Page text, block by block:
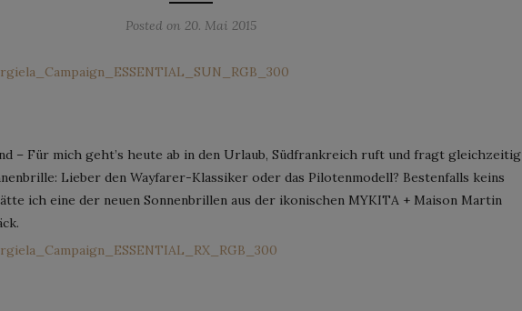
Posted on 20. Mai 2015
– Für mich geht’s heute ab in den Urlaub, Südfrankreich ruft und fragt gleichzeitig
Lieber den Wayfarer-Klassiker oder das Pilotenmodell? Bestenfalls keins
ich eine der neuen Sonnenbrillen aus der ikonischen MYKITA + Maison Martin